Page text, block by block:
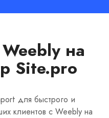
на
Site.pro
для быстрого и
клиентов с Weebly на